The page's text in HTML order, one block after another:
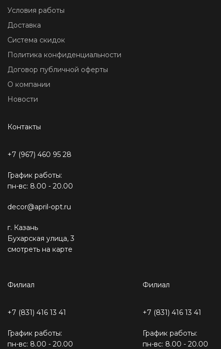
Условия работы
Доставка
Система скидок
Политика конфиденциальности
Договор публичной оферты
О компании
Новости
Контакты
+7 (967) 460 95 28
График работы:
пн-вс: 8.00 - 20.00
decor@april-opt.ru
г. Казань
Бухарская улица, 3
смотреть на карте
Филиал
+7 (831) 416 13 41
График работы:
пн-вс: 8.00 - 20.00
Филиал
+7 (831) 416 13 41
График работы:
пн-вс: 8.00 - 20.00